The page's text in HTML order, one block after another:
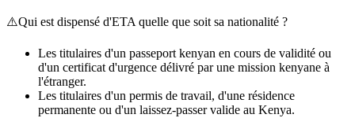
⚠️Qui est dispensé d'ETA quelle que soit sa nationalité ?
Les titulaires d'un passeport kenyan en cours de validité ou
d'un certificat d'urgence délivré par une mission kenyane à
l'étranger.
Les titulaires d'un permis de travail, d'une résidence
permanente ou d'un laissez-passer valide au Kenya.